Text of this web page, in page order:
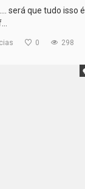
será que tudo isso é
0 298